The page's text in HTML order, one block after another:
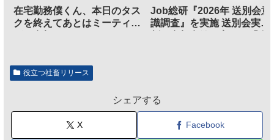
在宅勤務僕くん、本日のタス
クを終えてあとはミーティン
Job総研『2026年 送別会意
識調査』を実施 送別会実施
役立つ社畜リリース
シェアする
X Facebook